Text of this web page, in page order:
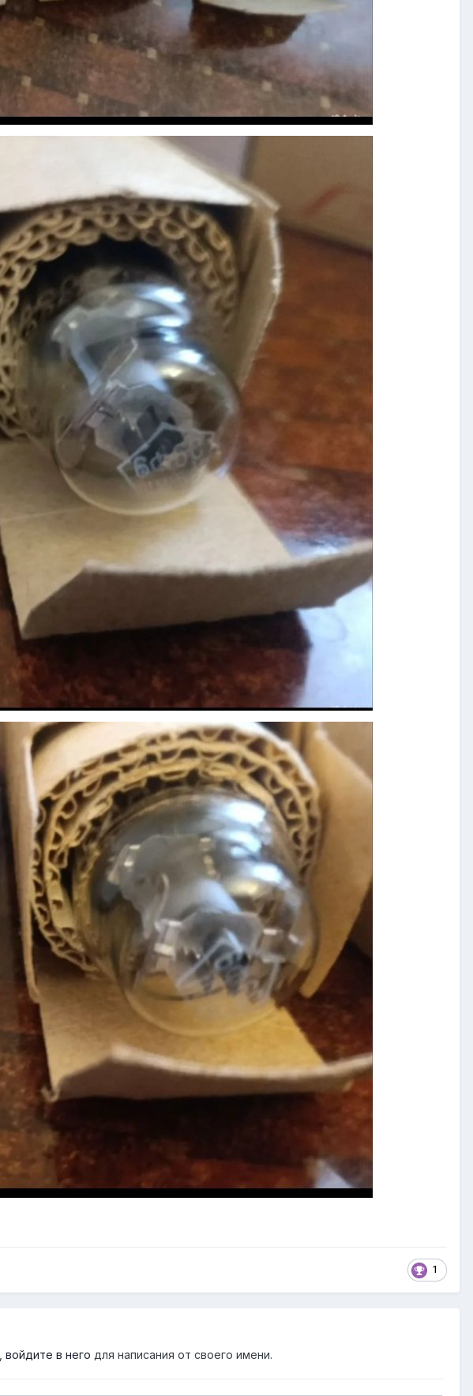
1
войдите в него для написания от своего имени.